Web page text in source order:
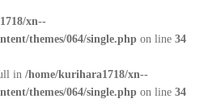
xn--
themes/064/single.php on line34
in/home/kurihara1718/xn--
themes/064/single.php on line34